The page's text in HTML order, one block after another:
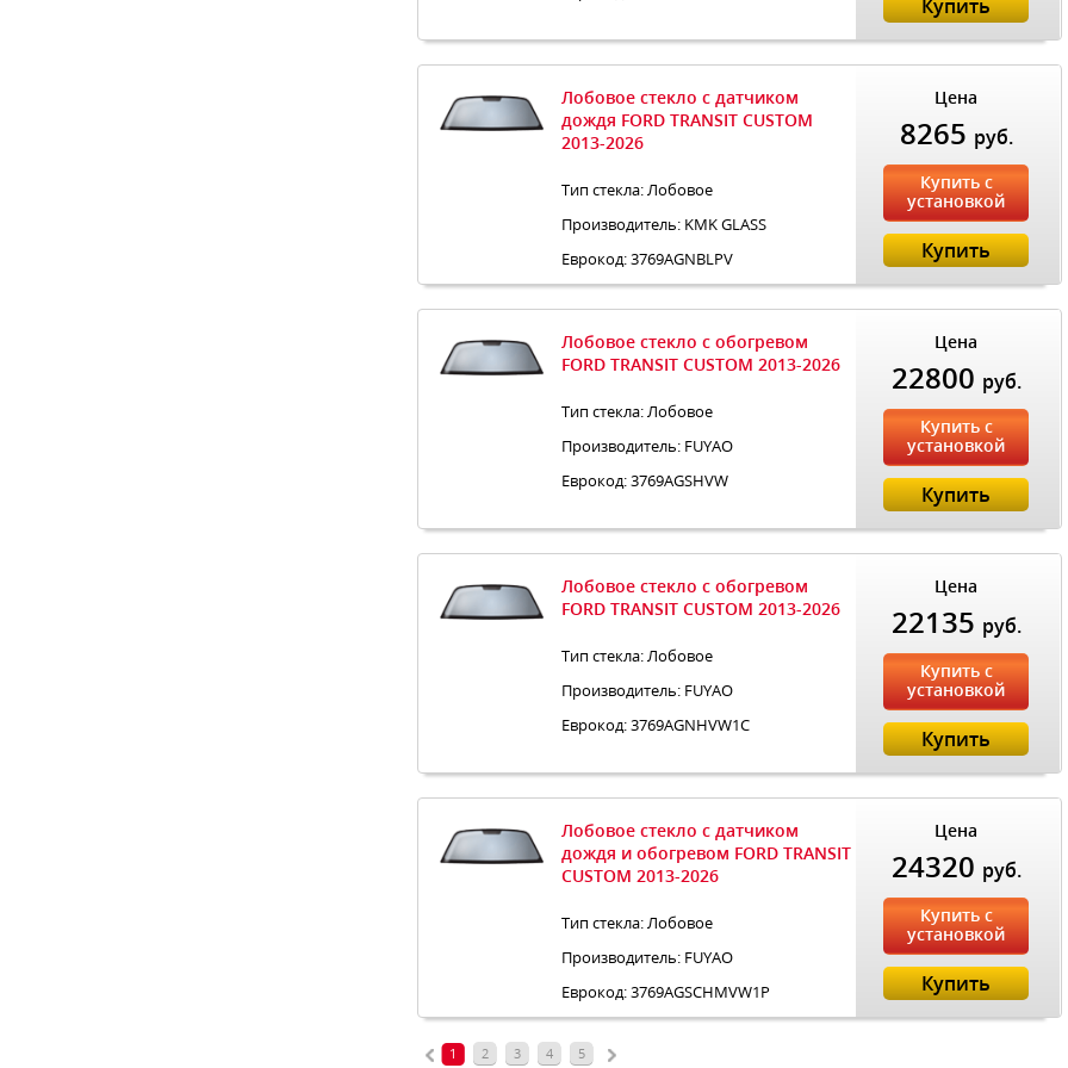
Купить
Лобовое стекло с датчиком
дождя FORD TRANSIT CUSTOM
2013-2026
Тип стекла: Лобовое
Производитель: KMK GLASS
Еврокод: 3769AGNBLPV
Цена
8265 руб.
Купить с
установкой
Купить
Лобовое стекло с обогревом
FORD TRANSIT CUSTOM 2013-2026
Тип стекла: Лобовое
Производитель: FUYAO
Еврокод: 3769AGSHVW
Цена
22800 руб.
Купить с
установкой
Купить
Лобовое стекло с обогревом
FORD TRANSIT CUSTOM 2013-2026
Тип стекла: Лобовое
Производитель: FUYAO
Еврокод: 3769AGNHVW1C
Цена
22135 руб.
Купить с
установкой
Купить
Лобовое стекло с датчиком
дождя и обогревом FORD TRANSIT
CUSTOM 2013-2026
Тип стекла: Лобовое
Производитель: FUYAO
Еврокод: 3769AGSCHMVW1P
Цена
24320 руб.
Купить с
установкой
Купить
1 2 3 4 5